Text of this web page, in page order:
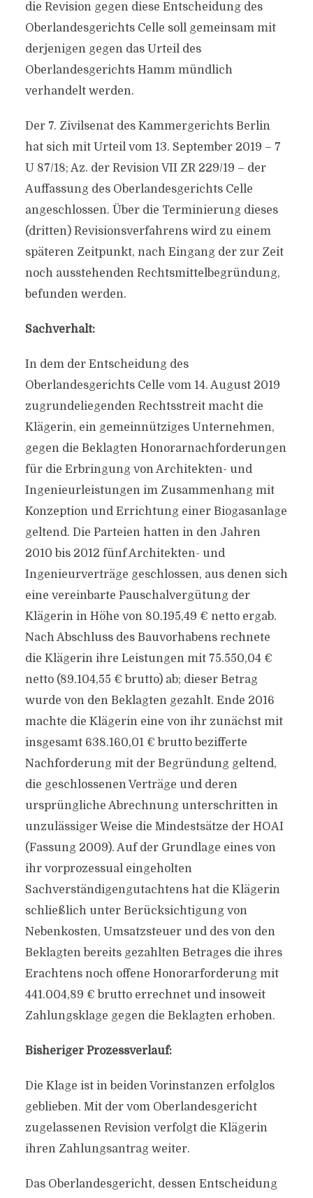
die Revision gegen diese Entscheidung des
Oberlandesgerichts Celle soll gemeinsam mit
derjenigen gegen das Urteil des
Oberlandesgerichts Hamm mündlich
verhandelt werden.
Der 7. Zivilsenat des Kammergerichts Berlin
hat sich mit Urteil vom 13. September 2019 – 7
U 87/18; Az. der Revision VII ZR 229/19 – der
Auffassung des Oberlandesgerichts Celle
angeschlossen. Über die Terminierung dieses
(dritten) Revisionsverfahrens wird zu einem
späteren Zeitpunkt, nach Eingang der zur Zeit
noch ausstehenden Rechtsmittelbegründung,
befunden werden.
Sachverhalt:
In dem der Entscheidung des
Oberlandesgerichts Celle vom 14. August 2019
zugrundeliegenden Rechtsstreit macht die
Klägerin, ein gemeinnütziges Unternehmen,
gegen die Beklagten Honorarnachforderungen
für die Erbringung von Architekten- und
Ingenieurleistungen im Zusammenhang mit
Konzeption und Errichtung einer Biogasanlage
geltend. Die Parteien hatten in den Jahren
2010 bis 2012 fünf Architekten- und
Ingenieurverträge geschlossen, aus denen sich
eine vereinbarte Pauschalvergütung der
Klägerin in Höhe von 80.195,49 € netto ergab.
Nach Abschluss des Bauvorhabens rechnete
die Klägerin ihre Leistungen mit 75.550,04 €
netto (89.104,55 € brutto) ab; dieser Betrag
wurde von den Beklagten gezahlt. Ende 2016
machte die Klägerin eine von ihr zunächst mit
insgesamt 638.160,01 € brutto bezifferte
Nachforderung mit der Begründung geltend,
die geschlossenen Verträge und deren
ursprüngliche Abrechnung unterschritten in
unzulässiger Weise die Mindestsätze der HOAI
(Fassung 2009). Auf der Grundlage eines von
ihr vorprozessual eingeholten
Sachverständigengutachtens hat die Klägerin
schließlich unter Berücksichtigung von
Nebenkosten, Umsatzsteuer und des von den
Beklagten bereits gezahlten Betrages die ihres
Erachtens noch offene Honorarforderung mit
441.004,89 € brutto errechnet und insoweit
Zahlungsklage gegen die Beklagten erhoben.
Bisheriger Prozessverlauf:
Die Klage ist in beiden Vorinstanzen erfolglos
geblieben. Mit der vom Oberlandesgericht
zugelassenen Revision verfolgt die Klägerin
ihren Zahlungsantrag weiter.
Das Oberlandesgericht, dessen Entscheidung